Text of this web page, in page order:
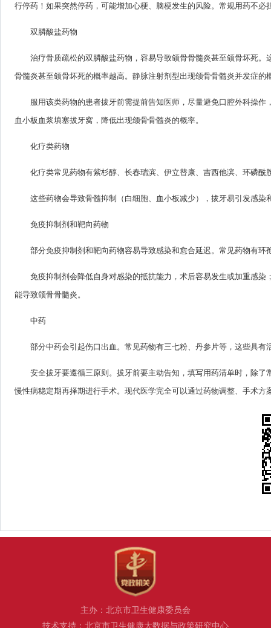
行停药！如果突然停药，可能增加心梗、脑梗发生的风险。常规用药不必
双膦酸盐药物
治疗骨质疏松的双膦酸盐药物，容易导致颌骨骨髓炎甚至颌骨坏死
骨髓炎甚至颌骨坏死的概率越高。静脉注射剂型出现颌骨骨髓炎并发症的
服用该类药物的患者拔牙前需提前告知医师，尽量避免口腔外科操
血小板血浆填塞拔牙窝，降低出现颌骨骨髓炎的概率。
化疗类药物
化疗类常见药物有紫杉醇、长春瑞滨、伊立替康、吉西他滨、环磷酰
这些药物会导致骨髓抑制（白细胞、血小板减少），拔牙易引发感染
免疫抑制剂和靶向药物
部分免疫抑制剂和靶向药物容易导致感染和愈合延迟。常见药物有
免疫抑制剂会降低自身对感染的抵抗能力，术后容易发生或加重感
能导致颌骨骨髓炎。
中药
部分中药会引起伤口出血。常见药物有三七粉、丹参片等，这些具
安全拔牙要遵循三原则。拔牙前要主动告知，填写用药清单时，除
慢性病稳定期再择期进行手术。现代医学完全可以通过药物调整、手术
主办：北京市卫生健康委员会
技术支持：北京市卫生健康大数据与政策研究中心